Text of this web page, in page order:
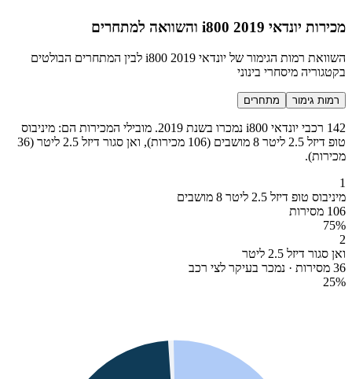
מכירות יונדאי i800 2019 והשוואה למתחרים
השוואת רמות הגימור של יונדאי i800 2019 לבין המתחרים הבולטים
בקטגוריה מיסחרי בינוני
רמות גימור מתחרים
142 רכבי יונדאי i800 נמכרו בשנת 2019. מובילי המכירות הם: מיניבוס
טופ דיזל 2.5 ליטר 8 מושבים (106 מכירות), ואן סגור דיזל 2.5 ליטר (36
מכירות).
1
מיניבוס טופ דיזל 2.5 ליטר 8 מושבים
106 מסירות
75%
2
ואן סגור דיזל 2.5 ליטר
36 מסירות · נמכר בעיקר לצי רכב
25%